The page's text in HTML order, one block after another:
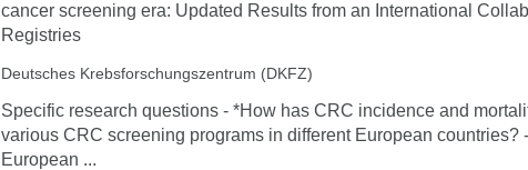
cancer screening era: Updated Results from an International
Registries
Deutsches Krebsforschungszentrum (DKFZ)
Specific research questions - *How has CRC incidence and
various CRC screening programs in different European
European ...